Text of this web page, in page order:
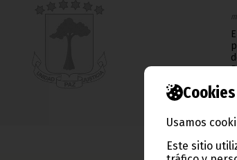
Cookies
Usamos
Este sitio